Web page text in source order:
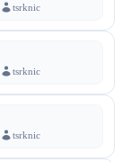
tsrknic
tsrknic
tsrknic